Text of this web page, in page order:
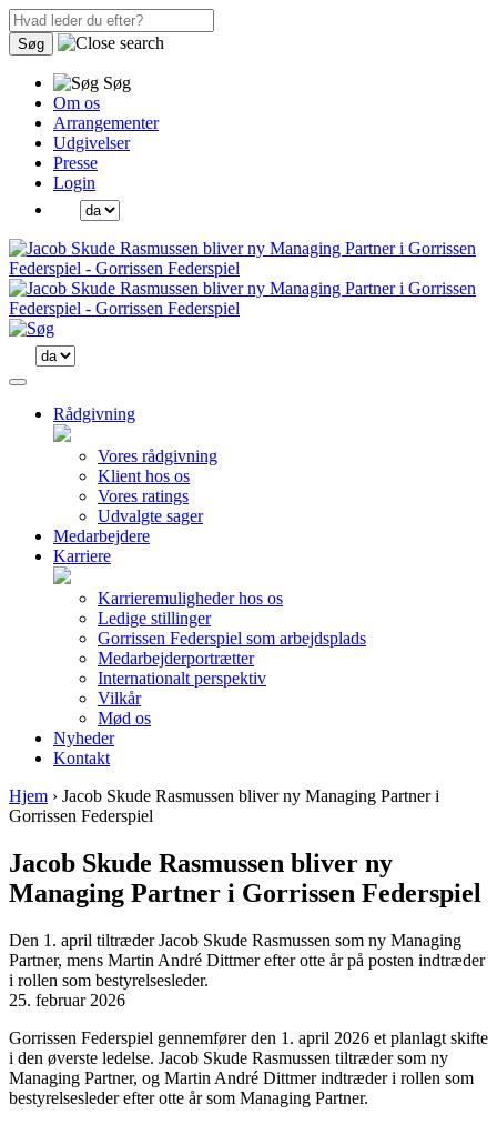
Søg
Søg
Om os
Arrangementer
Udgivelser
Presse
Login
Rådgivning
Vores rådgivning
Klient hos os
Vores ratings
Udvalgte sager
Medarbejdere
Karriere
Karrieremuligheder hos os
Ledige stillinger
Gorrissen Federspiel som arbejdsplads
Medarbejderportrætter
Internationalt perspektiv
Vilkår
Mød os
Nyheder
Kontakt
Hjem › Jacob Skude Rasmussen bliver ny Managing Partner i
Gorrissen Federspiel
Jacob Skude Rasmussen bliver ny
Managing Partner i Gorrissen Federspiel
Den 1. april tiltræder Jacob Skude Rasmussen som ny Managing
Partner, mens Martin André Dittmer efter otte år på posten indtræder
i rollen som bestyrelsesleder.
25. februar 2026
Gorrissen Federspiel gennemfører den 1. april 2026 et planlagt skifte
i den øverste ledelse. Jacob Skude Rasmussen tiltræder som ny
Managing Partner, og Martin André Dittmer indtræder i rollen som
bestyrelsesleder efter otte år som Managing Partner.